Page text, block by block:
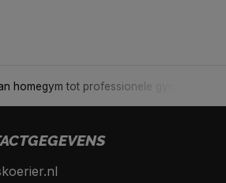
voor scherpe prijs Van